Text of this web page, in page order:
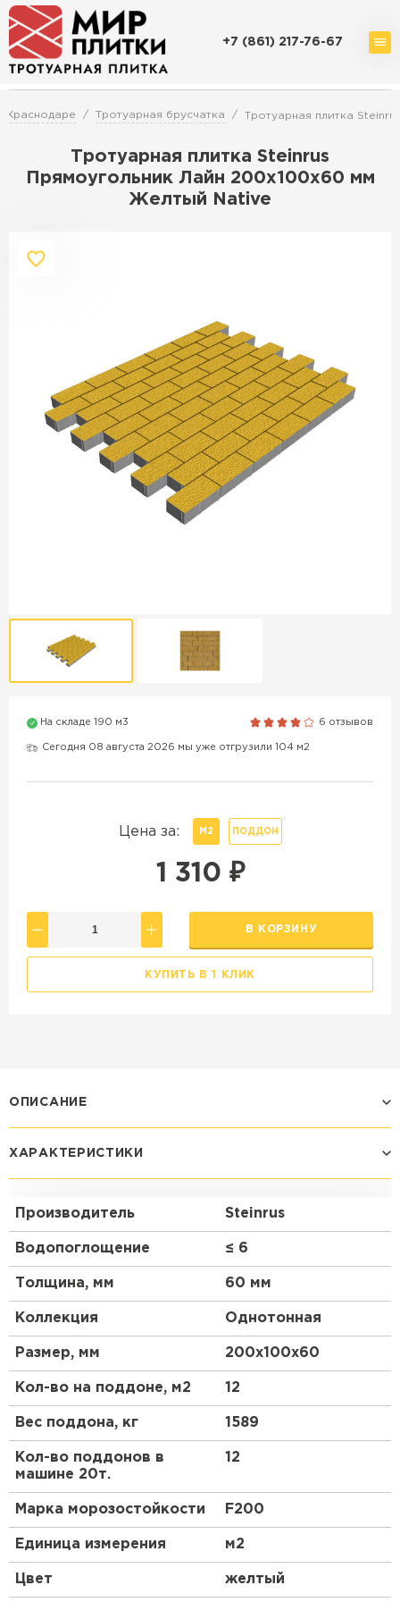
+7 (861) 217-76-67
Краснодаре Тротуарная брусчатка Тротуарная плитка
Тротуарная плитка Steinrus
Прямоугольник Лайн 200х100х60 мм
Желтый Native
На складе 190 м3 6 отзывов
Сегодня 08 августа 2026 мы уже отгрузили 104 м2
Цена за: М2 ПОДДОН
1 310 ₽
В КОРЗИНУ
КУПИТЬ В 1 КЛИК
ОПИСАНИЕ
ХАРАКТЕРИСТИКИ
Производитель Steinrus
Водопоглощение ≤ 6
Толщина, мм 60 мм
Коллекция Однотонная
Размер, мм 200х100х60
Кол-во на поддоне, м2 12
Вес поддона, кг 1589
Кол-во поддонов в
машине 20т.
12
Марка морозостойкости F200
Единица измерения м2
Цвет желтый
Продажа бордюров в
Краснодаре
ПЕРЕЙТИ